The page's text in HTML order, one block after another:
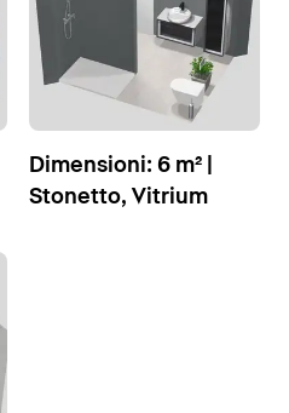
Dimensioni: 6 m² |
Stonetto, Vitrium